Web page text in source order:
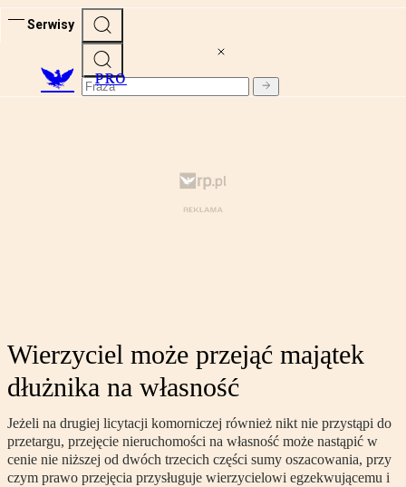
Serwisy
PRO
Wierzyciel może przejąć majątek
dłużnika na własność
Jeżeli na drugiej licytacji komorniczej również nikt nie przystąpi do
przetargu, przejęcie nieruchomości na własność może nastąpić w
cenie nie niższej od dwóch trzecich części sumy oszacowania, przy
czym prawo przejęcia przysługuje wierzycielowi egzekwującemu i